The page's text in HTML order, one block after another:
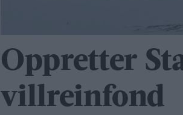
Oppretter
villreinfond